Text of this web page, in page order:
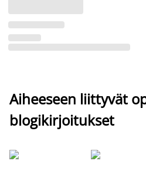
Aiheeseen liittyvät
blogikirjoitukset